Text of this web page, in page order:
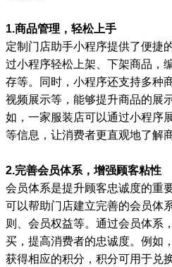
1.商品管理，轻松上手
定制门店助手小程序提供了便捷
过小程序轻松上架、下架商品，
存等。同时，小程序还支持多种
视频展示等，能够提升商品的展
如，一家服装店可以通过小程序
等信息，让消费者更直观地了解
2.完善会员体系，增强顾客粘性
会员体系是提升顾客忠诚度的重
可以帮助门店建立完善的会员体
则、会员权益等。通过会员体系
买，提高消费者的忠诚度。例如
获得相应的积分，积分可用于兑